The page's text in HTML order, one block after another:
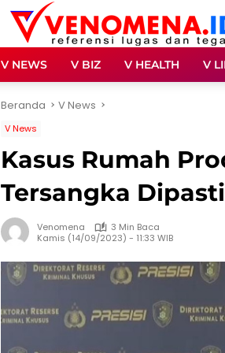
V NEWS V BIZ V HEALTH V
Beranda V News
V News
Kasus Rumah
Tersangka
Venomena
3 Min Baca
Kamis (14/09/2023) - 11:33 WIB